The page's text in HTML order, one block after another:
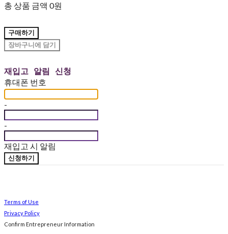
총 상품 금액 0원
구매하기
장바구니에 담기
재입고 알림 신청
휴대폰 번호
-
-
재입고 시 알림
신청하기
Terms of Use
Privacy Policy
Confirm Entrepreneur Information